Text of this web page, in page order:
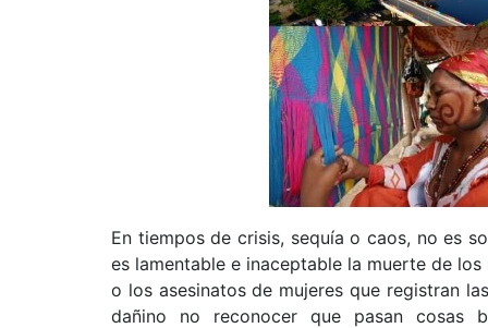
En tiempos de crisis, sequía o caos, no es
es lamentable e inaceptable la muerte de
o los asesinatos de mujeres que registran
dañino no reconocer que pasan cosas